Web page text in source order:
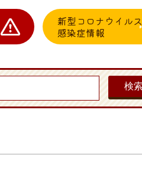
新型コロナウイルス
感染症情報